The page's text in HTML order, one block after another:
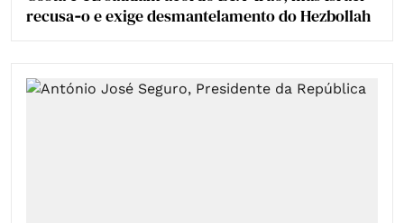
recusa‑o e exige desmantelamento do Hezbollah